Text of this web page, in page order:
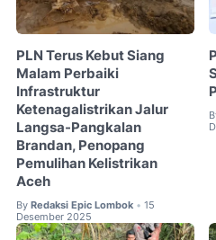
PLN Terus Kebut Siang
Malam Perbaiki
Infrastruktur
Ketenagalistrikan Jalur
Langsa-Pangkalan
Brandan, Penopang
Pemulihan Kelistrikan
Aceh
By Redaksi Epic Lombok • 15
Desember 2025